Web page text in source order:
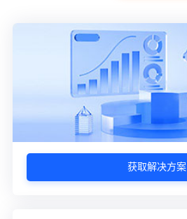
获取解决方案